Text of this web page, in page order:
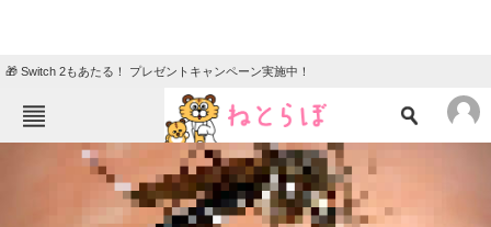
🎁 Switch 2もあたる！ プレゼントキャンペーン実施中！
ねとらぼメニュー
ニュース
クイズ